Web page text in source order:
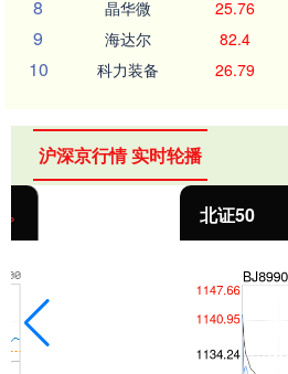
8 晶华微 25.76
9 海达尔 82.4
10 科力装备 26.79
沪深京行情 实时轮播
1122.88